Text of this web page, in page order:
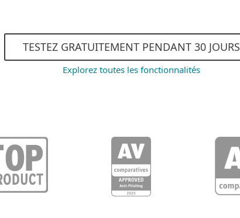
TESTEZ GRATUITEMENT PENDANT 30 JOURS
Explorez toutes les fonctionnalités